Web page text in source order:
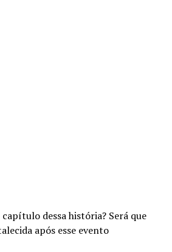
dessa história? Será que
após esse evento